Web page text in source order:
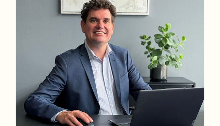
Stor entre med klinkegulv og indbygget skab, lækkert nyere badeværelse
stor vinkelstue med trægulv samt pejs, i stuen er der plads til både
mahogni træ samt klinkegulv med gulvvarme. Udestue er et rigtigt leverum
dobbeltdør der forbinder udestue og de skønne udenomsarealer. Stort
egen ind/udgang og adgang til loft. Fordelingsgang, 3 gode store værelse
gulvvarme.
Opvarmning:
Naturgasfyr.